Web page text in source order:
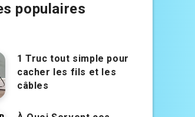
populaires
1 Truc tout simple pour
cacher les fils et les
câbles